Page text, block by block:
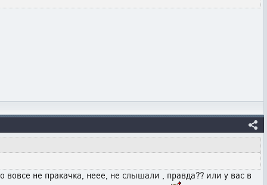
вовсе не пракачка, неее, не слышали , правда?? или у вас в